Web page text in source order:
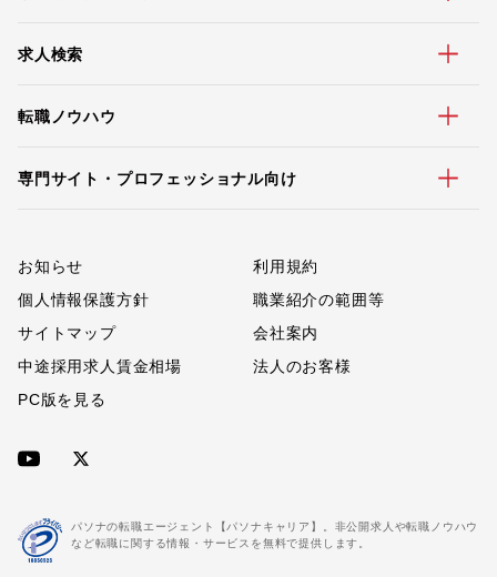
求人検索
転職ノウハウ
専門サイト・プロフェッショナル向け
お知らせ
利用規約
個人情報保護方針
職業紹介の範囲等
サイトマップ
会社案内
中途採用求人賃金相場
法人のお客様
PC版を見る
パソナの転職エージェント【パソナキャリア】。非公開求人や転職ノウハウ
など転職に関する情報・サービスを無料で提供します。